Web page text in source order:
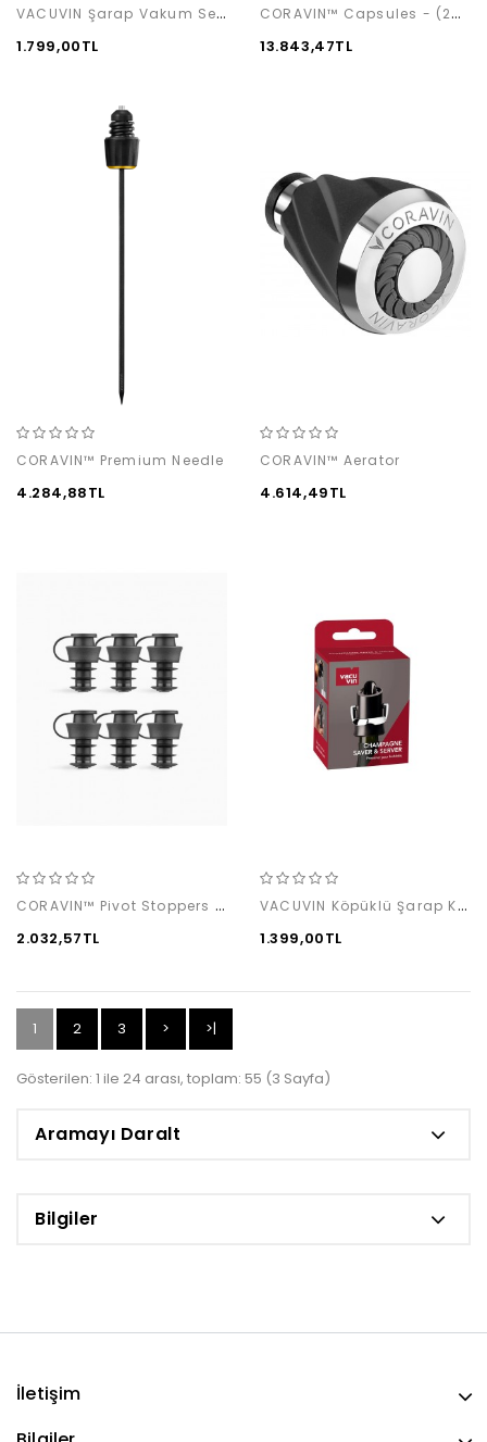
VACUVIN Şarap Vakum Seti (1 Pompa+1 Damlalıklı Tıpa)
1.799,00TL
CORAVIN™ Capsules - (24-pack box)
13.843,47TL
CORAVIN™ Premium Needle
4.284,88TL
CORAVIN™ Aerator
4.614,49TL
CORAVIN™ Pivot Stoppers 6 Pack
2.032,57TL
VACUVIN Köpüklü Şarap Koruyucu & Damlalık
1.399,00TL
1 2 3 > >|
Gösterilen: 1 ile 24 arası, toplam: 55 (3 Sayfa)
Aramayı Daralt
Bilgiler
İletişim